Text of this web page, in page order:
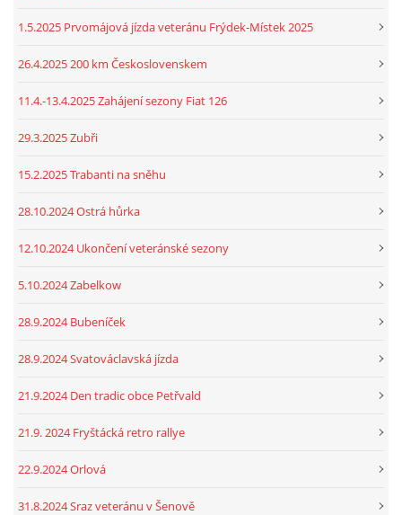
1.5.2025 Prvomájová jízda veteránu Frýdek-Místek 2025
26.4.2025 200 km Československem
11.4.-13.4.2025 Zahájení sezony Fiat 126
29.3.2025 Zubři
15.2.2025 Trabanti na sněhu
28.10.2024 Ostrá hůrka
12.10.2024 Ukončení veteránské sezony
5.10.2024 Zabelkow
28.9.2024 Bubeníček
28.9.2024 Svatováclavská jízda
21.9.2024 Den tradic obce Petřvald
21.9. 2024 Fryštácká retro rallye
22.9.2024 Orlová
31.8.2024 Sraz veteránu v Šenově